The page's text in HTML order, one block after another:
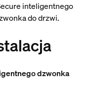
inteligentnego
do drzwi.
dzwonka